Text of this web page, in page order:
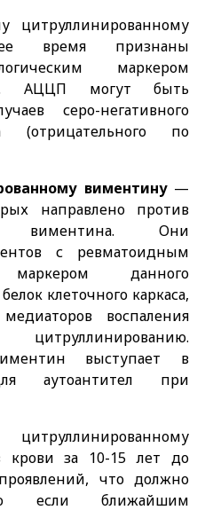
цитруллинированному
время признаны
маркером
АЦЦП могут быть
серо-негативного
(отрицательного по
виментину —
направлено против
виментина. Они
с ревматоидным
данного
клеточного каркаса,
воспаления
выступает в
аутоантител при
крови за 10-15 лет до
что должно
если ближайшим